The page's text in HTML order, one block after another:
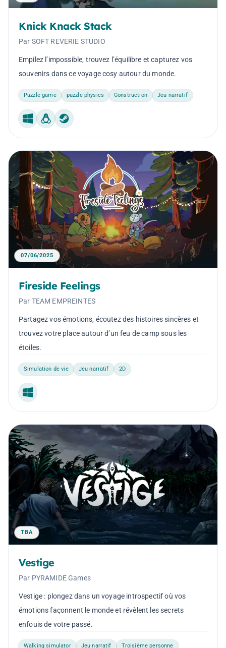
Knick Knack Stack
Par SOFT REVERIE STUDIO
Empilez l’impossible, trouvez l’équilibre et capturez vos
souvenirs dans ce voyage cosy autour du monde.
Puzzle game puzzle physics Construction Jeu narratif
Windows
LinuxSteam Machine
07/06/2025
Fireside Feelings
Par TEAM EMPREINTES
Partagez vos émotions, écoutez des histoires sincères et
trouvez votre place autour d’un feu de camp sous les
étoiles.
Simulation de vie Jeu narratif 2D
Windows
TBA
Vestige
Par PYRAMIDE Games
Vestige : plongez dans un voyage introspectif où vos
émotions façonnent le monde et révèlent les secrets
enfouis de votre passé.
Walking simulator Jeu narratif Troisième personne